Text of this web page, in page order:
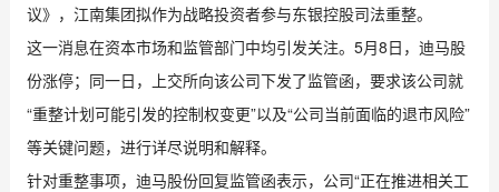
议》，江南集团拟作为战略投资者参与东银控股司法重整。
这一消息在资本市场和监管部门中均引发关注。5月8日，迪马股
份涨停；同一日，上交所向该公司下发了监管函，要求该公司就
“重整计划可能引发的控制权变更”以及“公司当前面临的退市风险”
等关键问题，进行详尽说明和解释。
针对重整事项，迪马股份回复监管函表示，公司“正在推进相关工